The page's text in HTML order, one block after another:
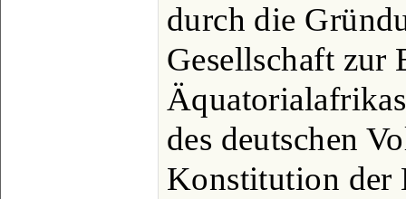
durch die
Gesellschaft zur
des deutschen
Konstitution der